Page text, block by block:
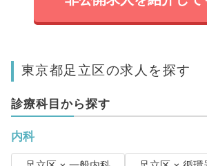
東京都足立区の求人を探す
診療科目から探す
内科